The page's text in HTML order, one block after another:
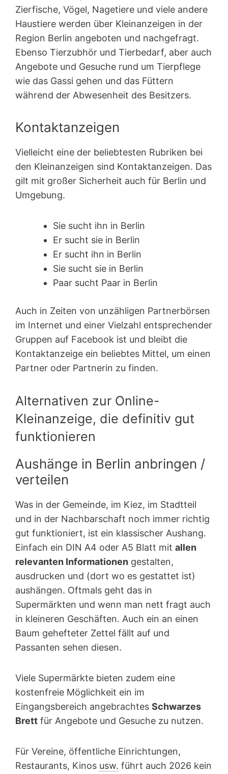
Zierfische, Vögel, Nagetiere und viele andere
Haustiere werden über Kleinanzeigen in der
Region Berlin angeboten und nachgefragt.
Ebenso Tierzubhör und Tierbedarf, aber auch
Angebote und Gesuche rund um Tierpflege
wie das Gassi gehen und das Füttern
während der Abwesenheit des Besitzers.
Kontaktanzeigen
Vielleicht eine der beliebtesten Rubriken bei
den Kleinanzeigen sind Kontakt­anzeigen. Das
gilt mit großer Sicherheit auch für Berlin und
Umgebung.
Sie sucht ihn in Berlin
Er sucht sie in Berlin
Er sucht ihn in Berlin
Sie sucht sie in Berlin
Paar sucht Paar in Berlin
Auch in Zeiten von unzähligen Partnerbörsen
im Internet und einer Vielzahl entsprechender
Gruppen auf Facebook ist und bleibt die
Kontaktanzeige ein beliebtes Mittel, um einen
Partner oder Partnerin zu finden.
Alternativen zur Online-
Kleinanzeige, die definitiv gut
funktionieren
Aushänge in Berlin anbringen /
verteilen
Was in der Gemeinde, im Kiez, im Stadtteil
und in der Nachbarschaft noch immer richtig
gut funktioniert, ist ein klassischer Aushang.
Einfach ein DIN A4 oder A5 Blatt mit allen
relevanten Informationen gestalten,
ausdrucken und (dort wo es gestattet ist)
aushängen. Oftmals geht das in
Supermärkten und wenn man nett fragt auch
in kleineren Geschäften. Auch ein an einen
Baum gehefteter Zettel fällt auf und
Passanten sehen diesen.
Viele Supermärkte bieten zudem eine
kostenfreie Möglichkeit ein im
Eingangsbereich angebrachtes Schwarzes
Brett für Angebote und Gesuche zu nutzen.
Für Vereine, öffentliche Einrichtungen,
Restaurants, Kinos usw. führt auch 2026 kein